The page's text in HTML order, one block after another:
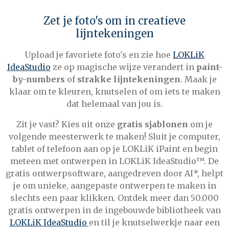
Zet je foto's om in creatieve
lijntekeningen
Upload je favoriete foto's en zie hoe LOKLiK
IdeaStudio ze op magische wijze verandert in paint-
by-numbers of strakke lijntekeningen. Maak je
klaar om te kleuren, knutselen of om iets te maken
dat helemaal van jou is.
Zit je vast? Kies uit onze gratis sjablonen om je
volgende meesterwerk te maken! Sluit je computer,
tablet of telefoon aan op je LOKLiK iPaint en begin
meteen met ontwerpen in LOKLiK IdeaStudio™. De
gratis ontwerpsoftware, aangedreven door AI*, helpt
je om unieke, aangepaste ontwerpen te maken in
slechts een paar klikken. Ontdek meer dan 50.000
gratis ontwerpen in de ingebouwde bibliotheek van
LOKLiK IdeaStudio en til je knutselwerkje naar een